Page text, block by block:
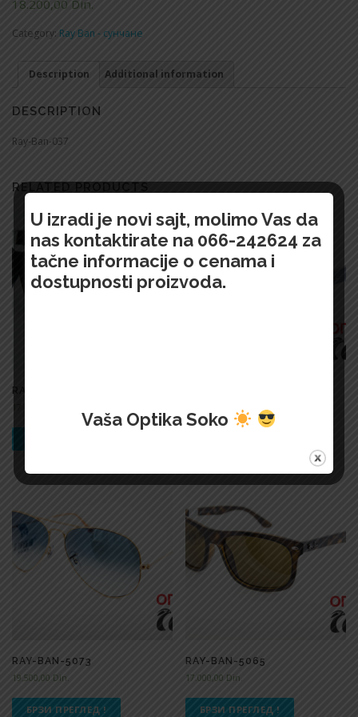
18.200,00 Din.
Category: Ray Ban - сунчане
Description Additional information
DESCRIPTION
Ray-Ban-037
RELATED PRODUCTS
RAY-BAN-5019
Din.
RAY-BAN-5073
19.500,00 Din.
БРЗИ ПРЕГЛЕД !
RAY-BAN-5065
17.000,00 Din.
БРЗИ ПРЕГЛЕД !
U izradi je novi sajt, molimo Vas da
nas kontaktirate na 066-242624 za
tačne informacije o cenama i
dostupnosti proizvoda.
Vaša Optika Soko